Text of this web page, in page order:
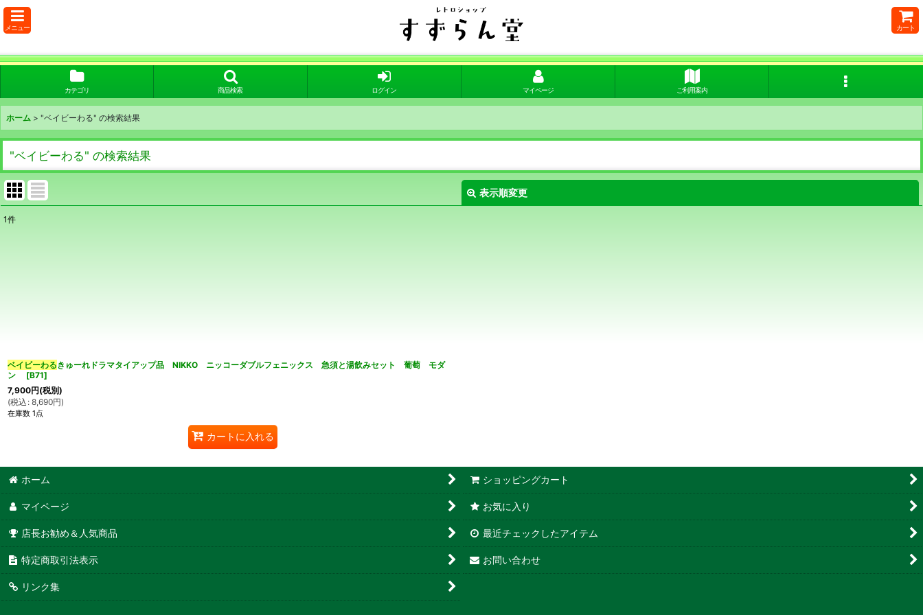
メニュー カート
カテゴリ 商品検索 ログイン マイページ ご利用案内
ホーム > "ベイビーわる" の検索結果
"ベイビーわる" の検索結果
表示順変更
カテゴリ:
絞り込む
1件
ベイビーわる きゅーれドラマタイアップ品 NIKKO ニッコーダブルフェニックス 急須と湯飲みセット 葡萄 モダ
ン
[B71]
7,900円(税別)
(税込 : 8,690円)
在庫数 1点
カートに入れる
ホーム ショッピングカート
マイページ お気に入り
店長お勧め＆人気商品 最近チェックしたアイテム
特定商取引法表示 お問い合わせ
リンク集